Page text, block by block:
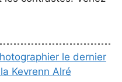
le dernier
Kevrenn Alré